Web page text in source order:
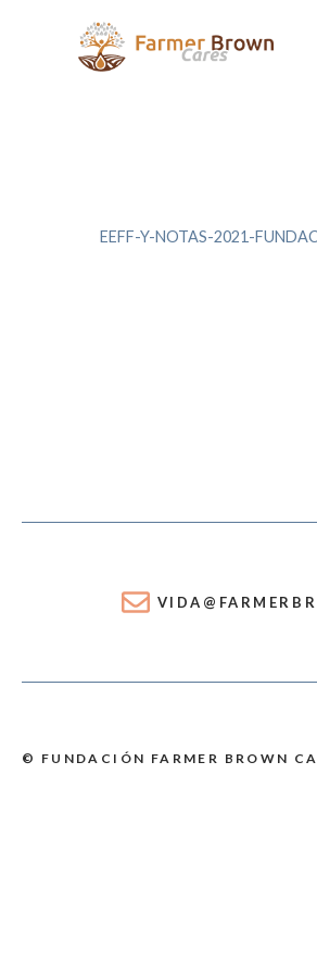
EEFF-Y-NOTAS-2021-
© FUNDACIÓN FARMER BROWN